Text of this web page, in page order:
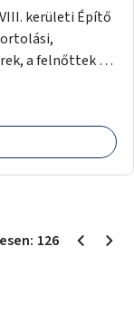
kerületi Építő
a felnőttek és
126